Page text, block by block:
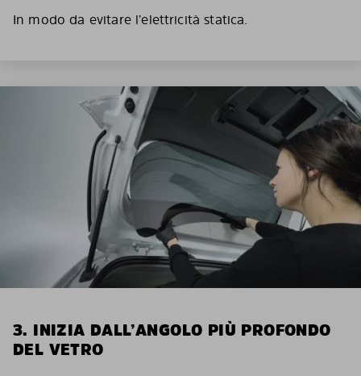
In modo da evitare l’elettricità statica.
3. INIZIA DALL’ANGOLO PIÙ PROFONDO
DEL VETRO